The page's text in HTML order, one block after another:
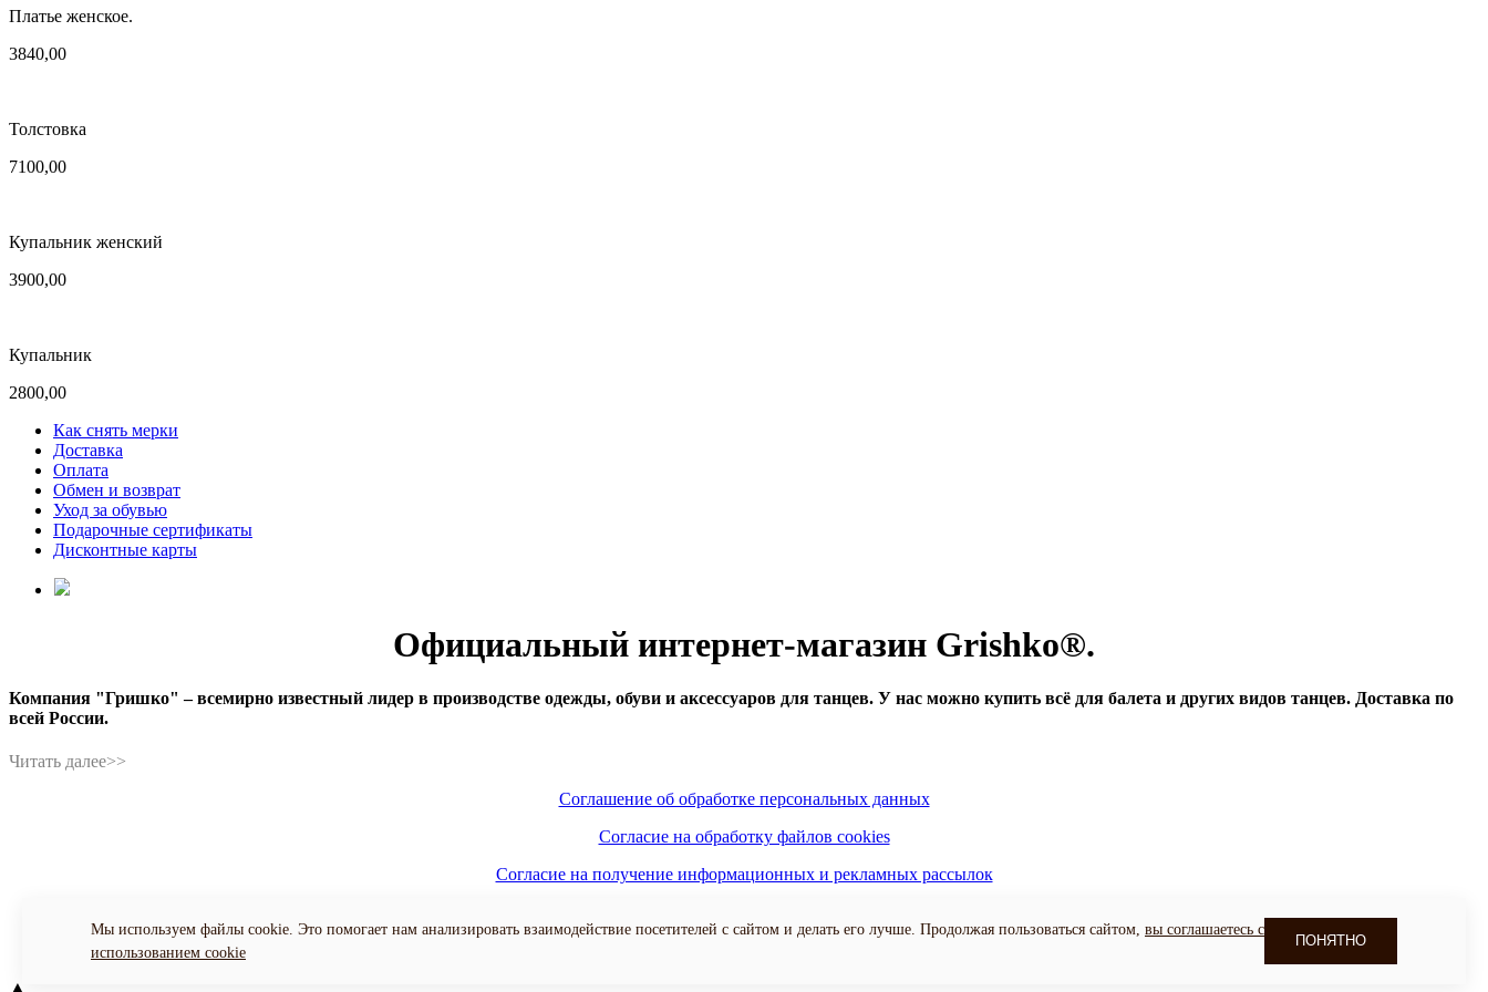
Платье женское.
3840,00
Толстовка
7100,00
Купальник женский
3900,00
Купальник
2800,00
Как снять мерки
Доставка
Оплата
Обмен и возврат
Уход за обувью
Подарочные сертификаты
Дисконтные карты
Официальный интернет-магазин Grishko®.
Компания "Гришко" – всемирно известный лидер в производстве одежды, обуви и аксессуаров для танцев. У нас можно купить всё для балета и других видов танцев. Доставка по
всей России.
Соглашение об обработке персональных данных
Согласие на обработку файлов cookies
Согласие на получение информационных и рекламных рассылок
Мы используем файлы cookie. Это помогает нам анализировать взаимодействие посетителей с сайтом и делать его лучше. Продолжая пользоваться сайтом, вы соглашаетесь с
использованием cookie
ПОНЯТНО
▲